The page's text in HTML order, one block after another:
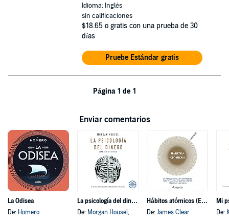
Idioma: Inglés
sin calificaciones
$18.65 o gratis con una prueba de 30
días
Pruebe Estándar gratis
Página 1 de 1
Enviar comentarios
La Odisea
De: Homero
La psicología del dinero
De: Morgan Housel, y otros
Hábitos atómicos (Español neutro)
De: James Clear
Mi
De: